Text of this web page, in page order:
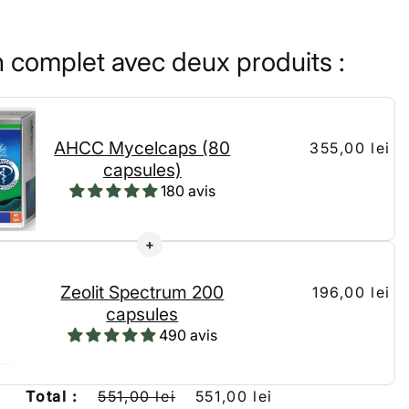
complet avec deux produits :
AHCC Mycelcaps (80
capsules)
180 avis
355,00 lei
Zeolit Spectrum 200
capsules
490 avis
196,00 lei
Total : 551,00 lei 551,00 lei